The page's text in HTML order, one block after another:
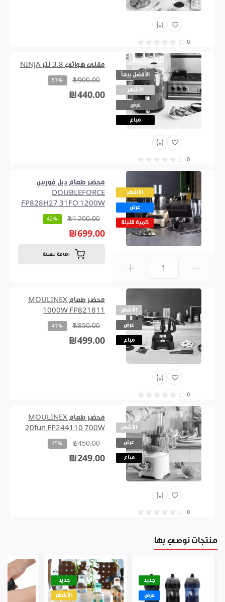
0
الأفضل بيعاً
الأشهر
عرض
مباع
0
مقلى هوائي 3.8 لتر NINJA
₪900.00
-51%
₪440.00
الأشهر
عرض
كمية قليلة
محضر طعام دبل فورس
DOUBLEFORCE
FP828H27 31FO 1200W
₪1 200.00
-42%
₪699.00
اضافة للسلة
الأشهر
عرض
مباع
0
محضر طعام MOULINEX
1000W FP821811
₪850.00
-41%
₪499.00
الأشهر
عرض
مباع
0
محضر طعام MOULINEX
20fun FP244110 700W
₪450.00
-45%
₪249.00
منتجات نوصي بها
جديد
عرض
جديد
الأشهر